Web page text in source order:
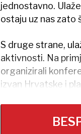
jednostavno.
ostaju uz nas zato
S druge strane,
aktivnosti. Na
organizirali
izvan Hrvatske i